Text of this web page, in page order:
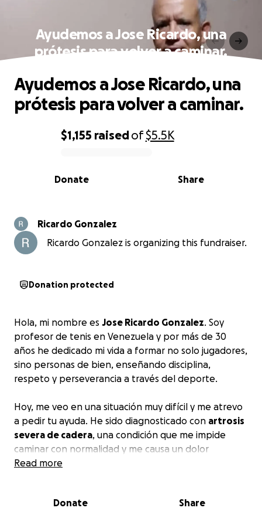
Ayudemos a Jose Ricardo, una
prótesis para volver a caminar.
0% complete
$1,155 raisedof$5.5K
Share
Donate
Ayudemos a Jose Ricardo, una
prótesis para volver a caminar.
Ricardo Gonzalez
Ricardo Gonzalez is organizing this fundraiser.
Donation protected
Hola, mi nombre es Jose Ricardo Gonzalez. Soy
profesor de tenis en Venezuela y por más de 30
años he dedicado mi vida a formar no solo jugadores,
sino personas de bien, enseñando disciplina,
respeto y perseverancia a través del deporte.
Hoy, me veo en una situación muy difícil y me atrevo
a pedir tu ayuda. He sido diagnosticado con artrosis
severa de cadera, una condición que me impide
caminar con normalidad y me causa un dolor
constante. Los médicos me han indicado que
Read more
Donate Share